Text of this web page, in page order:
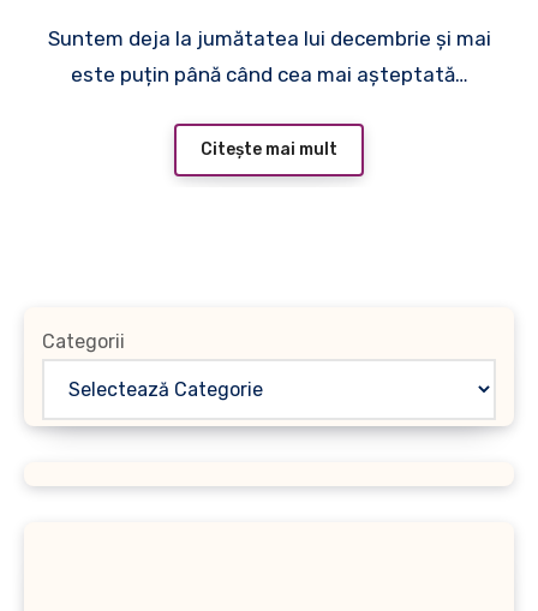
Suntem deja la jumătatea lui decembrie și mai
este puțin până când cea mai așteptată…
Citește mai mult
Categorii